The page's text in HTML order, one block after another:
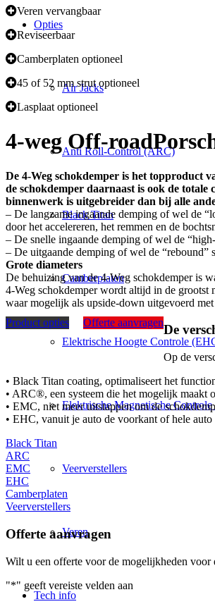
Opties
Air Jacks
Anti Roll-Control (ARC)
Black Titan
Camberplaten
Elektrische Hoogte Controle
Elektrische Magnetische
Veerverstellers
Veren
Tech info
Veren vervangbaar
Reviseerbaar
Camberplaten optioneel
45 of 52 mm strut optioneel
Lasplaat optioneel
4-weg Off-road
De 4-Weg schokdemper is het topproduct
de schokdemper daarnaast is ook de totale
binnenwerk is uitgebreider dan bij alle
– De langzame ingaande demping of wel de
door het accelereren, het remmen en de
– De snelle ingaande demping of wel de
– De uitgaande demping of wel de “rebound”
Grote diameters
De behuizing van de 4-Weg schokdemper is
4-Weg schokdemper wordt altijd in de grootst
waar mogelijk als upside-down uitgevoerd
Product opties
Offerte aanvragen
De
Op de
• Black Titan coating, optimaliseert het
• ARC®, een systeem die het mogelijk maakt
• EMC, niet meer uitstappen om de
• EHC, vanuit je auto de voorkant of hele
Black Titan
ARC
EMC
EHC
Camberplaten
Veerverstellers
Offerte aanvragen
Wilt u een offerte voor de mogelijkheden
"*" geeft vereiste velden aan